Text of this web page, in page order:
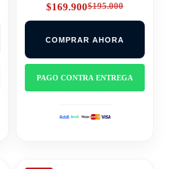
$195.000
Original
price
$195.000.
$169.900Current
price
$169.900.
COMPRAR AHORA
PAGO CONTRA ENTREGA